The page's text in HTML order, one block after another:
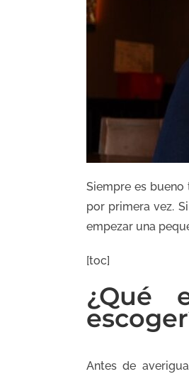
Siempre es
por primera vez.
empezar una
[toc]
¿Qué
Antes de